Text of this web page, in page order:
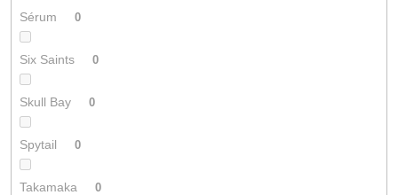
Sérum 0
Six Saints 0
Skull Bay 0
Spytail 0
Takamaka 0